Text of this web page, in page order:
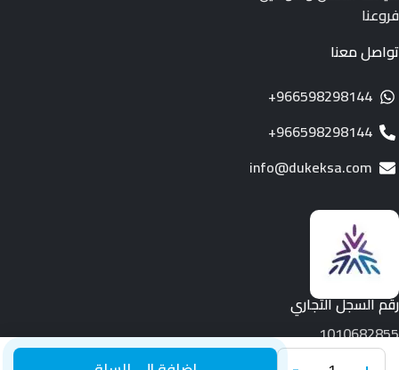
فروعنا
تواصل معنا
966598298144+
966598298144+
info@dukeksa.com
رقم السجل التجاري
1010682855